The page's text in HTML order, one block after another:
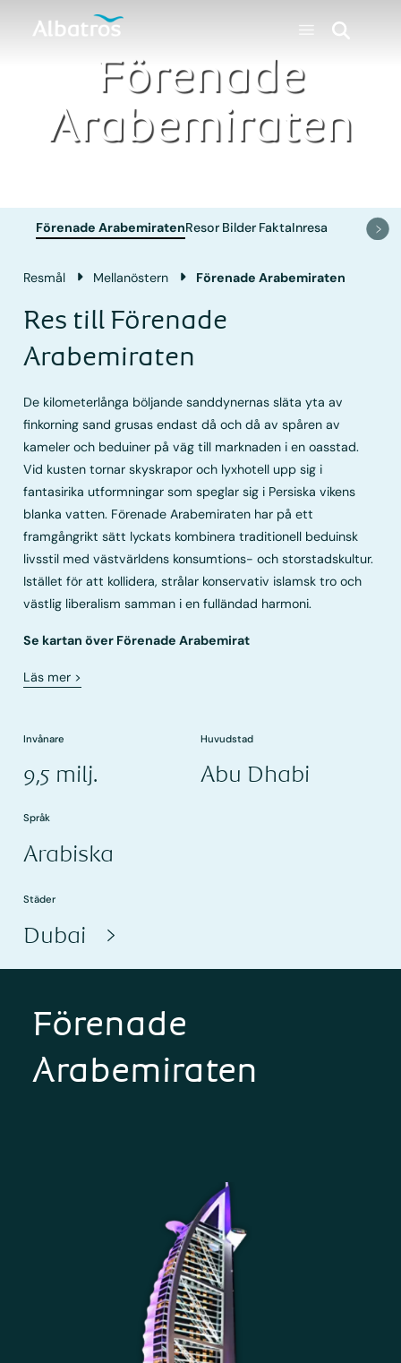
Förenade
Arabemiraten
Förenade ArabemiratenResor Bilder FaktaInresa
Resmål Mellanöstern Förenade Arabemiraten
Res till Förenade
Arabemiraten
De kilometerlånga böljande sanddynernas släta yta av
finkorning sand grusas endast då och då av spåren av
kameler och beduiner på väg till marknaden i en oasstad.
Vid kusten tornar skyskrapor och lyxhotell upp sig i
fantasirika utformningar som speglar sig i Persiska vikens
blanka vatten. Förenade Arabemiraten har på ett
framgångrikt sätt lyckats kombinera traditionell beduinsk
livsstil med västvärldens konsumtions- och storstadskultur.
Istället för att kollidera, strålar konservativ islamsk tro och
västlig liberalism samman i en fulländad harmoni.
Se kartan över Förenade Arabemirat
Läs mer >
Invånare
9,5 milj.
Huvudstad
Abu Dhabi
Språk
Arabiska
Städer
Dubai
Förenade
Arabemiraten